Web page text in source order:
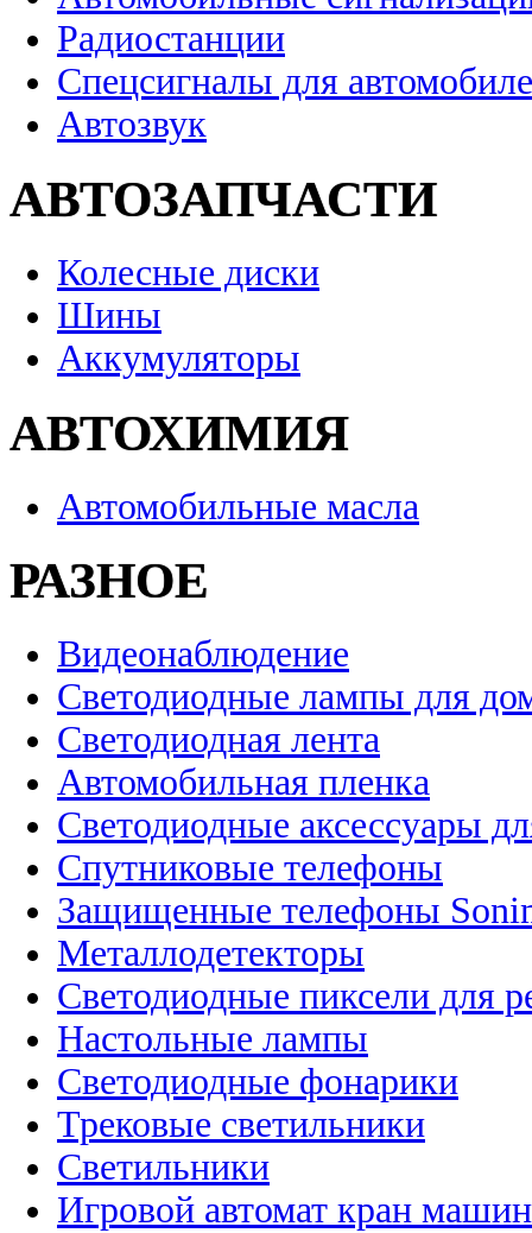
Радиостанции
Спецсигналы для
Автозвук
АВТОЗАПЧАСТИ
Колесные диски
Шины
Аккумуляторы
АВТОХИМИЯ
Автомобильные масла
РАЗНОЕ
Видеонаблюдение
Светодиодные лампы для
Светодиодная лента
Автомобильная пленка
Светодиодные аксессуары
Спутниковые телефоны
Защищенные телефоны
Металлодетекторы
Светодиодные пиксели для
Настольные лампы
Светодиодные фонарики
Трековые светильники
Светильники
Игровой автомат кран